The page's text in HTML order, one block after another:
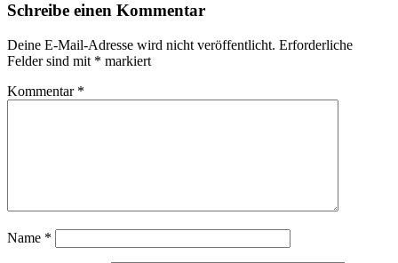
Schreibe einen Kommentar
Deine E-Mail-Adresse wird nicht veröffentlicht. Erforderliche
Felder sind mit * markiert
Kommentar *
Name *